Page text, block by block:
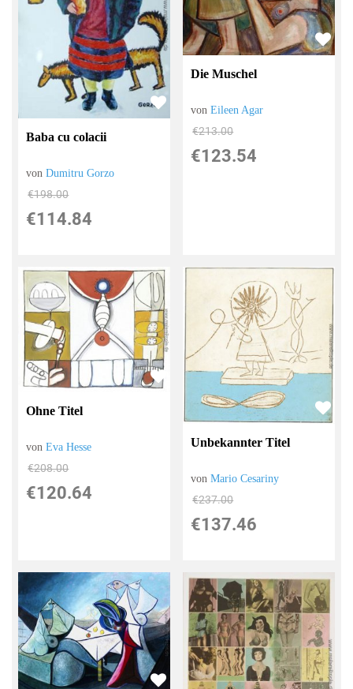
Baba cu colacii
vonDumitru Gorzo
€198.00
€114.84
Die Muschel
vonEileen Agar
€213.00
€123.54
Ohne Titel
vonEva Hesse
€208.00
€120.64
Unbekannter Titel
vonMario Cesariny
€237.00
€137.46